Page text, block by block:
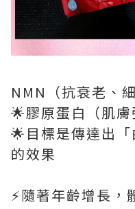
NMN（抗衰老、
🌟膠原蛋白（肌膚
🌟目標是傳達出「
的效果
⚡️隨著年齡增長